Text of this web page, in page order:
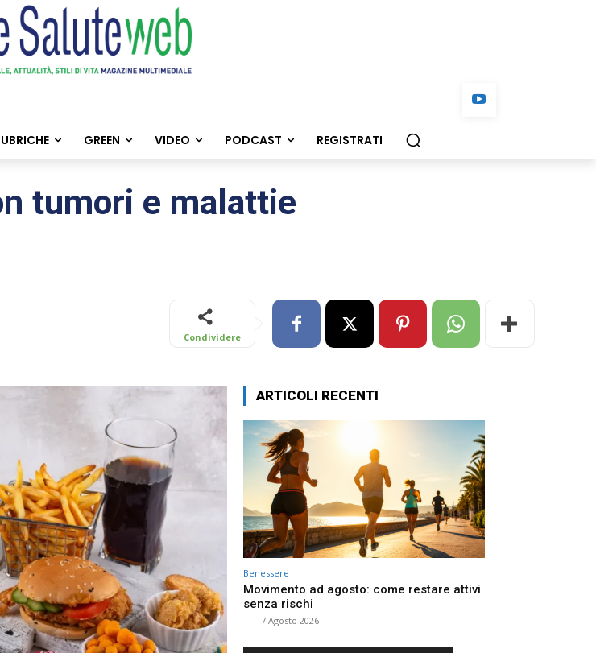
GREEN VIDEO PODCAST REGISTRATI
tumori e malattie
Condividere
ARTICOLI RECENTI
Benessere
Movimento ad agosto: come restare attivi
senza rischi
- 7 Agosto 2026